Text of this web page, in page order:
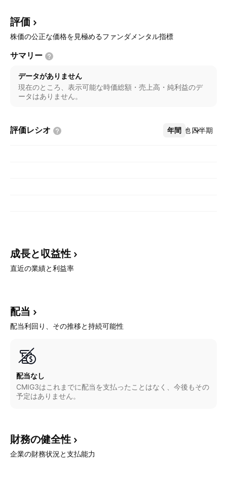
評価
株価の公正な価格を見極めるファンダメンタル指標
サマリー
データがありません
現在のところ、表示可能な時価総額・売上高・純利益のデ
ータはありません。
評価レシオ 年間 四半期
その他
成長と収益性
直近の業績と利益率
配当
配当利回り、その推移と持続可能性
配当なし
CMIG3はこれまでに配当を支払ったことはなく、今後もその
予定はありません。
財務の健全性
企業の財務状況と支払能力